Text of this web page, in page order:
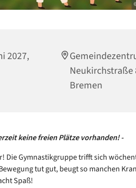
2027,
Neukirchstraße
Bremen
keine freien Plätze vorhanden! -
Die Gymnastikgruppe trifft sich
tut gut, beugt so manchen
Spaß!